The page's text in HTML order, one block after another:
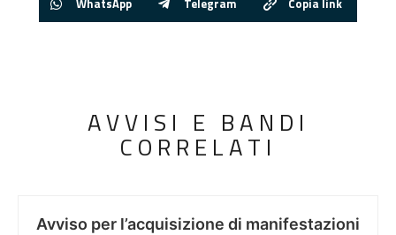
AVVISI E BANDI
CORRELATI
Avviso per l’acquisizione di manifestazioni